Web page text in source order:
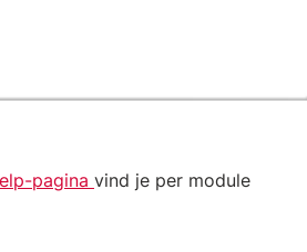
pagina vind je per module